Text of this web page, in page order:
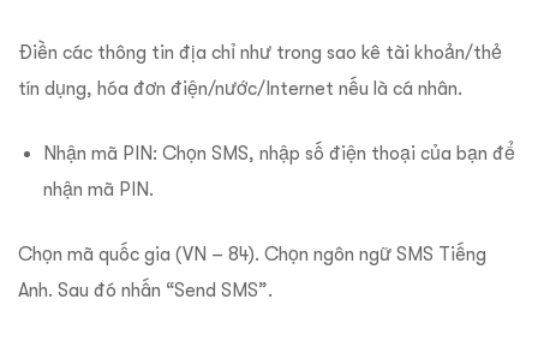
Điền các thông tin địa chỉ như trong sao kê tài khoản/thẻ
tín dụng, hóa đơn điện/nước/Internet nếu là cá nhân.
Nhận mã PIN: Chọn SMS, nhập số điện thoại của bạn để
nhận mã PIN.
Chọn mã quốc gia (VN – 84). Chọn ngôn ngữ SMS Tiếng
Anh. Sau đó nhấn “Send SMS”.